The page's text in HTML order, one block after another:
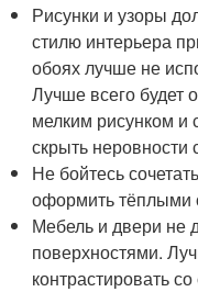
Рисунки и узоры
стилю интерьера
обоях лучше не
Лучше всего будет
мелким рисунком и
скрыть неровности
Не бойтесь
оформить тёплыми
Мебель и двери не
поверхностями.
контрастировать